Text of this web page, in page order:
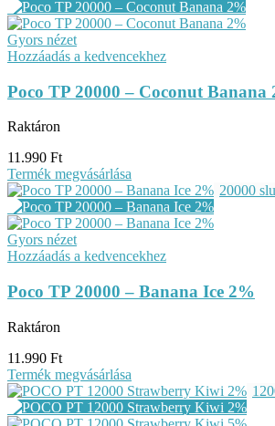
Gyors nézet
Hozzáadás a kedvencekhez
Poco TP 20000 – Coconut Banana
Raktáron
11.990 Ft
Termék megvásárlása
20000
Gyors nézet
Hozzáadás a kedvencekhez
Poco TP 20000 – Banana Ice 2%
Raktáron
11.990 Ft
Termék megvásárlása